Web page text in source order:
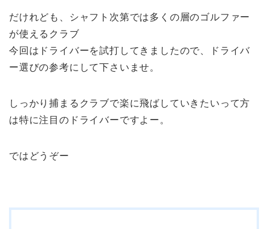
だけれども、シャフト次第では多くの層のゴルファー
が使えるクラブ
今回はドライバーを試打してきましたので、ドライバ
ー選びの参考にして下さいませ。
しっかり捕まるクラブで楽に飛ばしていきたいって方
は特に注目のドライバーですよー。
ではどうぞー